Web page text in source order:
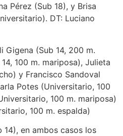
Pérez (Sub 18), y Brisa
DT: Luciano
Gigena (Sub 14, 200 m.
100 m. mariposa), Julieta
y Francisco Sandoval
Potes (Universitario, 100
100 m. mariposa)
100 m. espalda)
14), en ambos casos los